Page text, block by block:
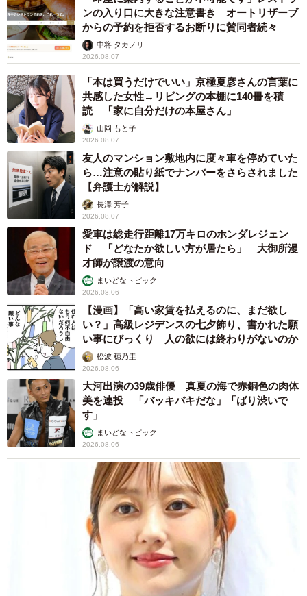
ンの入り口に大きな注意書き オートリザーブ
からの予約を拒否するお断りに賛同者続々
中将 タカノリ
2026.08.07
「本は買うだけでいい」京極夏彦さんの言葉に
共感した女性→リビングの本棚に140冊を積
読 「家に自分だけの本屋さん」
山岡 もと子
2026.08.07
友人のマンション敷地内に度々車を停めていた
ら…注意の貼り紙でナンバーをさらされました
【弁護士が解説】
長澤 芳子
2026.08.07
愛車は総走行距離17万キロのホンダレジェン
ド 「どなたか欲しい方が居たら」 大御所漫
才師が譲渡の意向
まいどなトピック
2026.08.06
【漫画】「高い家賃を払えるのに、まだ欲し
い？」高級レジデンスの七夕飾り、書かれた願
い事にびっくり 人の欲には終わりがないのか
松波 穂乃圭
2026.08.06
大河出演の39歳俳優 真夏の海で赤銅色の肉体
美を連投 「バッキバキだな」「ばり渋いで
す」
まいどなトピック
2026.08.06